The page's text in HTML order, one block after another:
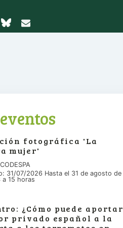
LA COORDINADORA
por la solidaridad
la ciudadanía global
DE LA
EL
Feminista
Antiacoso
de
y
de Compras
igualdad
fotográfica 'La
mujer'
31/07/2026 Hasta el 31 de agosto de
15 horas
¿Cómo puede aportar
privado español a la